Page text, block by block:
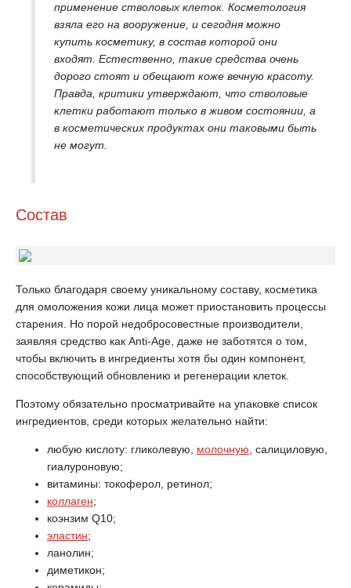
применение стволовых клеток. Косметология
взяла его на вооружение, и сегодня можно
купить косметику, в состав которой они
входят. Естественно, такие средства очень
дорого стоят и обещают коже вечную красоту.
Правда, критики утверждают, что стволовые
клетки работают только в живом состоянии, а
в косметических продуктах они таковыми быть
не могут.
Состав
Только благодаря своему уникальному составу, косметика
для омоложения кожи лица может приостановить процессы
старения. Но порой недобросовестные производители,
заявляя средство как Anti-Age, даже не заботятся о том,
чтобы включить в ингредиенты хотя бы один компонент,
способствующий обновлению и регенерации клеток.
Поэтому обязательно просматривайте на упаковке список
ингредиентов, среди которых желательно найти:
любую кислоту: гликолевую, молочную , салициловую,
гиалуроновую;
витамины: токоферол, ретинол;
коллаген;
коэнзим Q10;
эластин;
ланолин;
диметикон;